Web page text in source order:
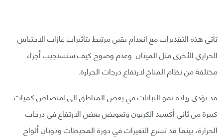
تأتي هذه التقديرات مع انعدام يقين مرتبط بتأثيرات غازات الاحتباس
الحراري الأخرى مثل الميثان. وعدم وضوح كيف ستستجيب أجزاء
مختلفة من نظام المناخ لارتفاع درجات الحرارة.
قد تؤدي زيادة نمو النباتات في بعض المناطق إلى امتصاص كميات
كبيرة من ثاني أكسيد الكربون وتعويض بعض الارتفاع في درجات
الحرارة، بينما قد تسرع التغيرات في دورة المحيطات وذوبان ألواح